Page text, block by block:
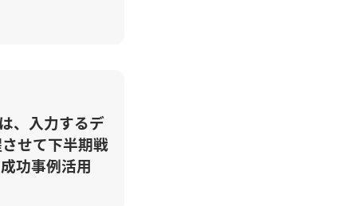
、入力するデ
せて下半期戦
功事例活用